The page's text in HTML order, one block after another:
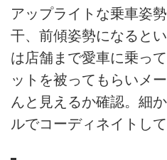
アップライトな乗車姿
干、前傾姿勢になると
は店舗まで愛車に乗っ
ットを被ってもらいメ
んと見えるか確認。細
ルでコーディネイトして